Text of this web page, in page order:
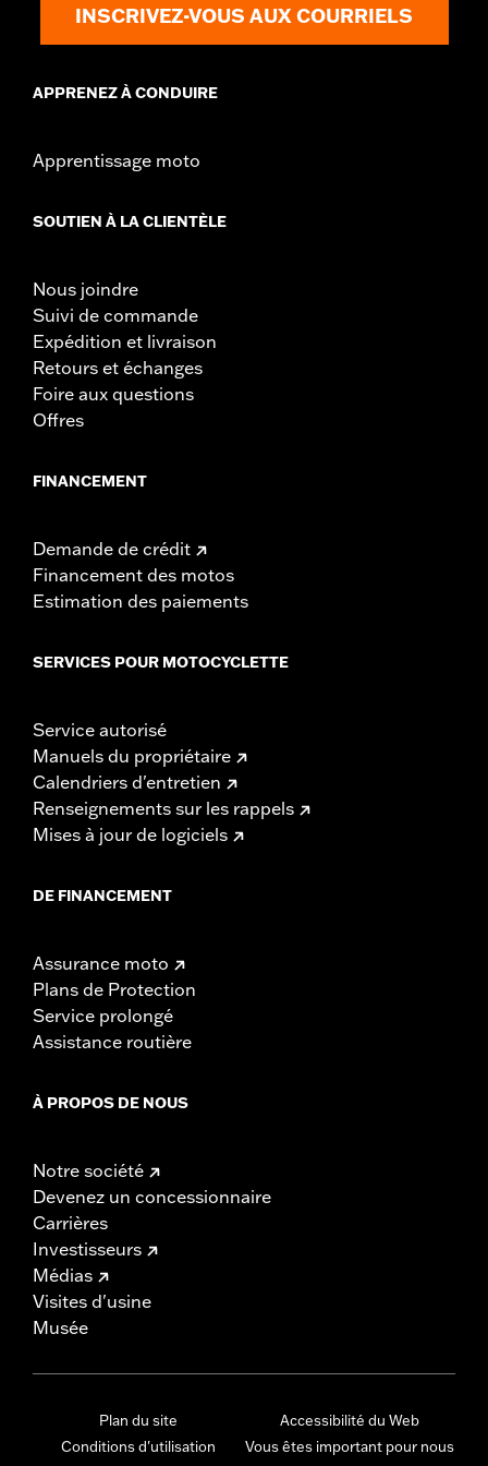
INSCRIVEZ-VOUS AUX COURRIELS
APPRENEZ À CONDUIRE
Apprentissage moto
SOUTIEN À LA CLIENTÈLE
Nous joindre
Suivi de commande
Expédition et livraison
Retours et échanges
Foire aux questions
Offres
FINANCEMENT
Demande de crédit
Financement des motos
Estimation des paiements
SERVICES POUR MOTOCYCLETTE
Service autorisé
Manuels du propriétaire
Calendriers d'entretien
Renseignements sur les rappels
Mises à jour de logiciels
DE FINANCEMENT
Assurance moto
Plans de Protection
Service prolongé
Assistance routière
À PROPOS DE NOUS
Notre société
Devenez un concessionnaire
Carrières
Investisseurs
Médias
Visites d'usine
Musée
Plan du site
Conditions d'utilisation
Accessibilité du Web
Vous êtes important pour nous